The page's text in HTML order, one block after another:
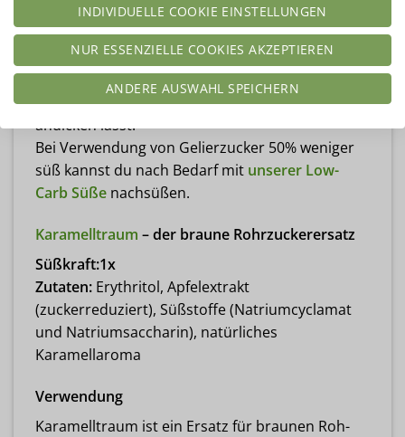
Bei Dosierung nach Anleitung entsteht eine
angenehme Süße ohne Beigeschmack.
Wichtig zu wissen:
Er eignet sich nicht als normales Süßungsmittel,
da das enthaltene Pektin die Masse beim Kochen
andicken lässt.
Bei Verwendung von Gelierzucker 50% weniger
süß kannst du nach Bedarf mit unserer Low-
Carb Süße nachsüßen.
Karamelltraum – der braune Rohrzuckerersatz
Süßkraft:1x
Zutaten: Erythritol, Apfelextrakt
(zuckerreduziert), Süßstoffe (Natriumcyclamat
und Natriumsaccharin), natürliches
Karamellaroma
Verwendung
Karamelltraum ist ein Ersatz für braunen Roh-
INDIVIDUELLE COOKIE EINSTELLUNGEN
NUR ESSENZIELLE COOKIES AKZEPTIEREN
ANDERE AUSWAHL SPEICHERN